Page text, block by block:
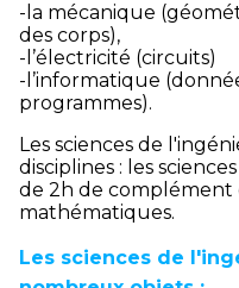
-la mécanique
des corps),
-l’électricité (circuits)
-l’informatique
programmes).
Les sciences de
disciplines : les
de 2h de complément
mathématiques.
Les sciences de